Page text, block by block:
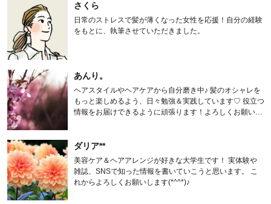
さくら
日常のストレスで髪が薄くなった女性を応援！自分の経験
をもとに、執筆させていただきました。
あんり。
ヘアスタイルやヘアケアから自分磨き中♪ 髪のオシャレを
もっと楽しめるよう、日々勉強＆実践しています♡ 役立つ
情報をお届けできるように頑張ります！よろしくお願いし
ダリア**
美容ケア＆ヘアアレンジが好きな大学生です！ 実体験や
雑誌、SNSで知った情報を書いていこうと思います。 こ
れからよろしくお願いします(*^^*)♪